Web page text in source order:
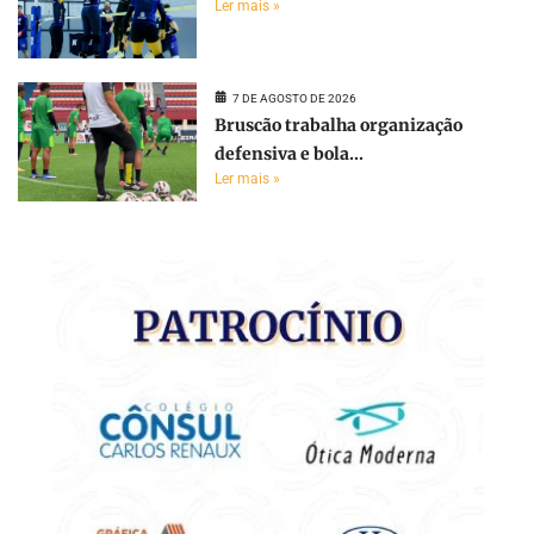
Ler mais »
7 DE AGOSTO DE 2026
Bruscão trabalha organização
defensiva e bola...
Ler mais »